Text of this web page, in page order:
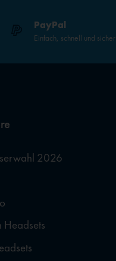
PayPal
Einfach, schnell und sicher
2026
Headsets